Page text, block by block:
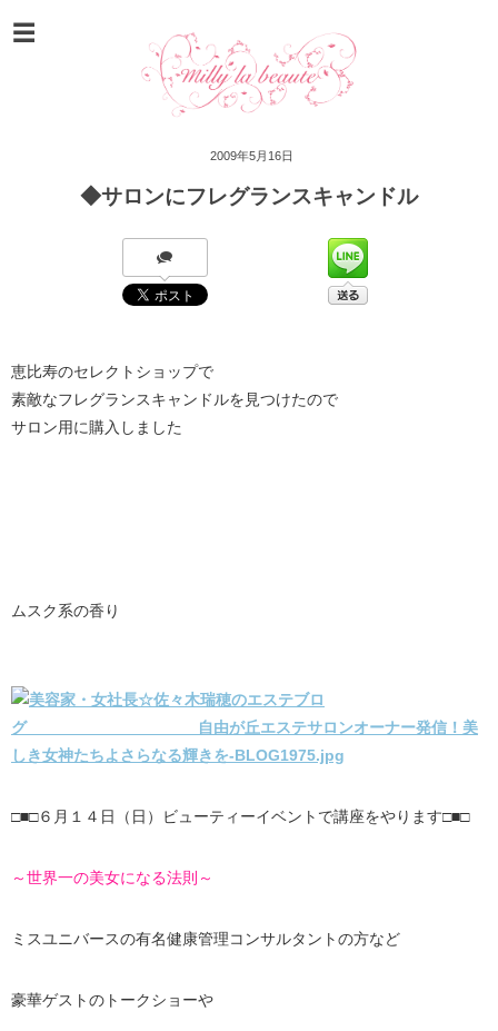
2009年5月16日
◆サロンにフレグランスキャンドル
恵比寿のセレクトショップで
素敵なフレグランスキャンドルを見つけたので
サロン用に購入しました
ムスク系の香り
□■□６月１４日（日）ビューティーイベントで講座をやります□■□
～世界一の美女になる法則～
ミスユニバースの有名健康管理コンサルタントの方など
豪華ゲストのトークショーや